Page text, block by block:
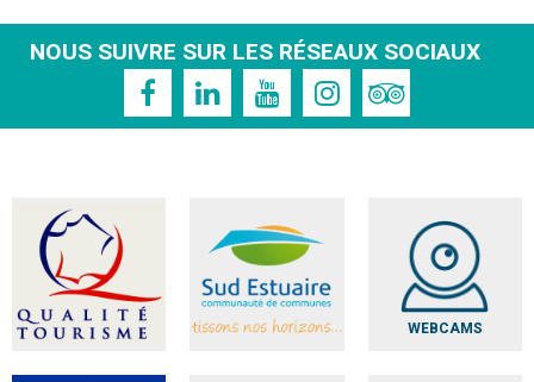
NOUS SUIVRE SUR LES RÉSEAUX SOCIAUX
WEBCAMS